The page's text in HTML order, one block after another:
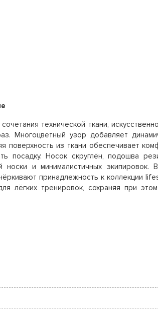
технической ткани,
Многоцветный узор добавляет
поверхность из ткани обеспечивает
посадку. Носок скруглён, подошва
и минималистичных экипировок.
принадлежность к коллекции
лёгких тренировок, сохраняя при